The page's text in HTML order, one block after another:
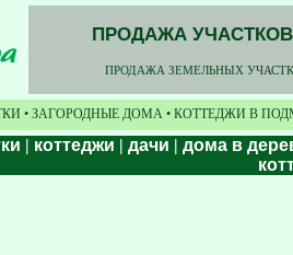
ПРОДАЖА
ПРОДАЖА ЗЕМЕЛЬНЫХ
• ЗАГОРОДНЫЕ ДОМА • КОТТЕДЖИ В
| коттеджи | дачи | дома в